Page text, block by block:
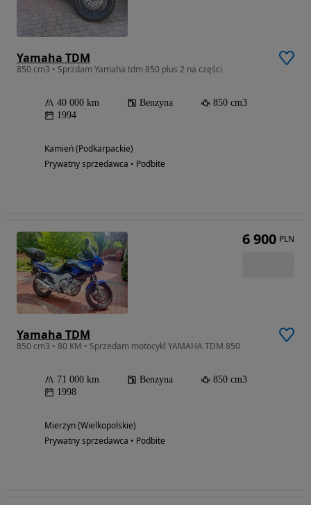
Yamaha TDM
850 cm3 • Sprzdam Yamaha tdm 850 plus 2 na części
40 000 km Benzyna
850 cm3
1994
Kamień (Podkarpackie)
Prywatny sprzedawca • Podbite
Yamaha TDM
850 cm3 • 80 KM • Sprzedam motocykl YAMAHA TDM 850
71 000 km Benzyna
850 cm3
1998
Mierzyn (Wielkopolskie)
Prywatny sprzedawca • Podbite
6 900 PLN